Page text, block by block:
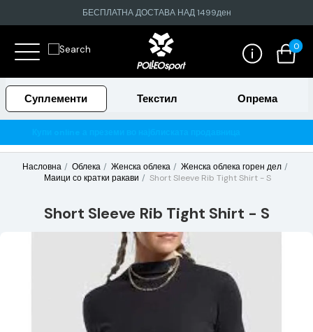
БЕСПЛАТНА ДОСТАВА НАД 1499ден
0
Суплементи Текстил Опрема
Насловна Облека Женска облека
Женска облека горен дел
Маици со кратки ракави
Short Sleeve Rib Tight Shirt - S
Short Sleeve Rib Tight Shirt - S